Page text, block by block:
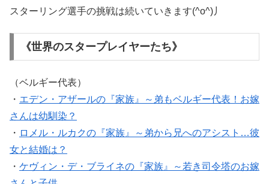
スターリング選手の挑戦は続いていきます(^o^)丿
《世界のスタープレイヤーたち》
（ベルギー代表）
・ エデン・アザールの『家族』～弟もベルギー代表！お嫁
さんは幼馴染？
・ ロメル・ルカクの『家族』～弟から兄へのアシスト…彼
女と結婚は？
・ ケヴィン・デ・ブライネの『家族』～若き司令塔のお嫁